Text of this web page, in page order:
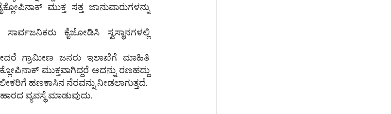
ಮುಕ್ತ ಸತ್ತ ಜಾನುವಾರುಗಳನ್ನು
ಕೈಜೋಡಿಸಿ ಸ್ವಸ್ಥಾನಗಳಲ್ಲಿ
ಗ್ರಾಮೀಣ ಜನರು ಇಲಾಖೆಗೆ ಮಾಹಿತಿ
ಮುಕ್ತವಾಗಿದ್ದರೆ ಅದನ್ನು ರಣಹದ್ದು
ಹಣಕಾಸಿನ ನೆರವನ್ನು ನೀಡಲಾಗುತ್ತದೆ.
ವ್ಯವಸ್ಥೆ ಮಾಡುವುದು.